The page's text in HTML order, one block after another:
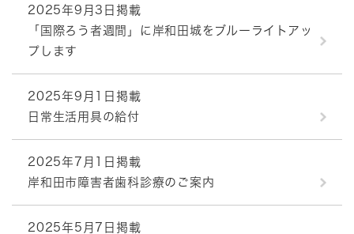
2025年9月3日掲載
「国際ろう者週間」に岸和田城をブルーライトアッ
プします
2025年9月1日掲載
日常生活用具の給付
2025年7月1日掲載
岸和田市障害者歯科診療のご案内
2025年5月7日掲載